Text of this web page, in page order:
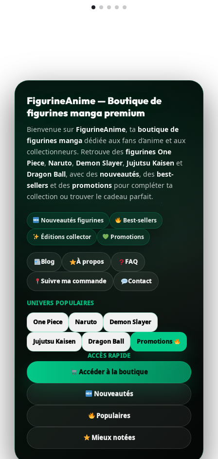
FigurineAnime — Boutique de
figurines manga premium
Bienvenue sur FigurineAnime, ta boutique de
figurines manga dédiée aux fans d’anime et aux
collectionneurs. Retrouve des figurines One
Piece, Naruto, Demon Slayer, Jujutsu Kaisen et
Dragon Ball, avec des nouveautés, des best-
sellers et des promotions pour compléter ta
collection ou trouver le cadeau parfait.
Nouveautés figurines
Best-sellers
Éditions collector
Promotions
Blog À propos FAQ
Suivre ma commande Contact
UNIVERS POPULAIRES
One Piece Naruto Demon Slayer
Jujutsu Kaisen Dragon Ball
Promotions
ACCÈS RAPIDE
Accéder à la boutique
Nouveautés
Populaires
Mieux notées